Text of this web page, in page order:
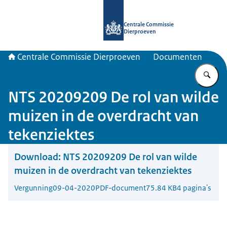
Centrale Commissie
Dierproeven
Centrale Commissie Dierproeven Documenten
NTS 20209209 De rol van wilde
muizen in de overdracht van
tekenziektes
Download: NTS 20209209 De rol van wilde
muizen in de overdracht van tekenziektes
Vergunning09-04-2020PDF-document75.84 KB4 pagina's